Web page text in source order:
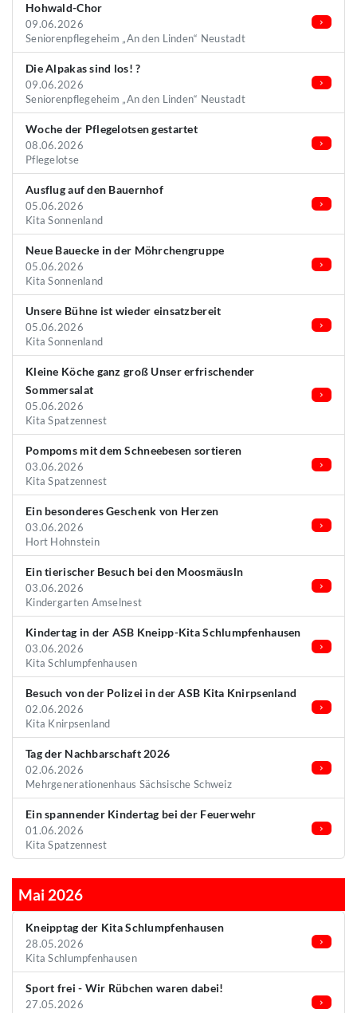
Hohwald-Chor
09.06.2026
Seniorenpflegeheim „An den Linden“ Neustadt
Die Alpakas sind los! ?
09.06.2026
Seniorenpflegeheim „An den Linden“ Neustadt
Woche der Pflegelotsen gestartet
08.06.2026
Pflegelotse
Ausflug auf den Bauernhof
05.06.2026
Kita Sonnenland
Neue Bauecke in der Möhrchengruppe
05.06.2026
Kita Sonnenland
Unsere Bühne ist wieder einsatzbereit
05.06.2026
Kita Sonnenland
Kleine Köche ganz groß Unser erfrischender
Sommersalat
05.06.2026
Kita Spatzennest
Pompoms mit dem Schneebesen sortieren
03.06.2026
Kita Spatzennest
Ein besonderes Geschenk von Herzen
03.06.2026
Hort Hohnstein
Ein tierischer Besuch bei den Moosmäusln
03.06.2026
Kindergarten Amselnest
Kindertag in der ASB Kneipp-Kita Schlumpfenhausen
03.06.2026
Kita Schlumpfenhausen
Besuch von der Polizei in der ASB Kita Knirpsenland
02.06.2026
Kita Knirpsenland
Tag der Nachbarschaft 2026
02.06.2026
Mehrgenerationenhaus Sächsische Schweiz
Ein spannender Kindertag bei der Feuerwehr
01.06.2026
Kita Spatzennest
Mai 2026
Kneipptag der Kita Schlumpfenhausen
28.05.2026
Kita Schlumpfenhausen
Sport frei - Wir Rübchen waren dabei!
27.05.2026